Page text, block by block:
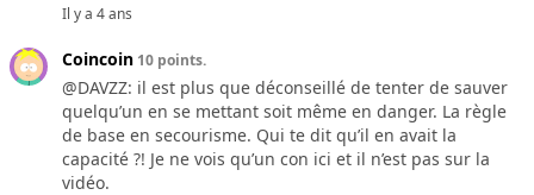
Il y a 4 ans
Coincoin 10 points.
@DAVZZ: il est plus que déconseillé de tenter de sauver
quelqu’un en se mettant soit même en danger. La règle
de base en secourisme. Qui te dit qu’il en avait la
capacité ?! Je ne vois qu’un con ici et il n’est pas sur la
vidéo.